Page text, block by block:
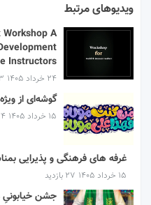
ویدیوهای مرتبط
A
Instructors
۲۴ خرداد ۱۴۰۵
گوشه‌ای از
۱۵ خرداد ۱۴۰۵ 24
غرفه های فرهنگی و پذیرایی
۱۵ خرداد ۱۴۰۵ 27 بازدید
جشن خیابونیِ